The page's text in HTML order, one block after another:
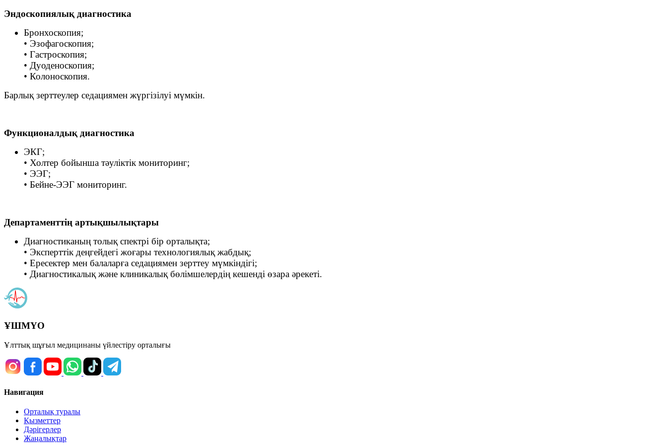
Эндоскопиялық диагностика
Бронхоскопия;
• Эзофагоскопия;
• Гастроскопия;
• Дуоденоскопия;
• Колоноскопия.
Барлық зерттеулер седациямен жүргізілуі мүмкін.
Функционалдық диагностика
ЭКГ;
• Холтер бойынша тәуліктік мониторинг;
• ЭЭГ;
• Бейне-ЭЭГ мониторинг.
Департаменттің артықшылықтары
Диагностиканың толық спектрі бір орталықта;
• Эксперттік деңгейдегі жоғары технологиялық жабдық;
• Ересектер мен балаларға седациямен зерттеу мүмкіндігі;
• Диагностикалық және клиникалық бөлімшелердің кешенді өзара әрекеті.
ҰШМҮО
Ұлттық шұғыл медицинаны үйлестіру орталығы
Навигация
Орталық туралы
Қызметтер
Дәрігерлер
Жаңалықтар